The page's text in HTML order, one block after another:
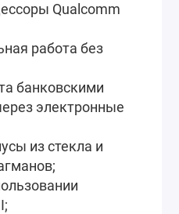
Qualcomm
работа без
банковскими
электронные
из стекла и